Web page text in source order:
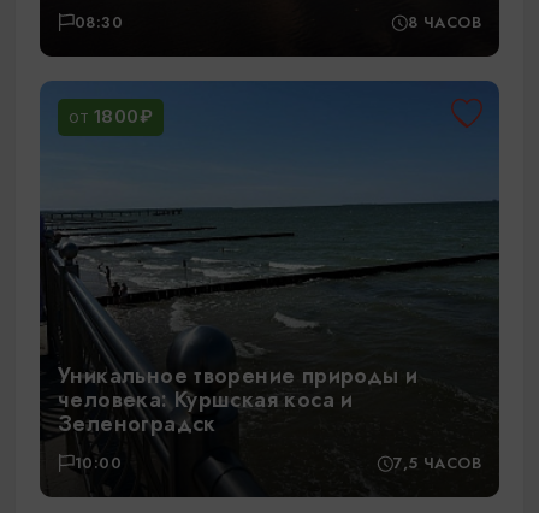
08:30 8 ЧАСОВ
ОТ 1800₽
Уникальное творение природы и
человека: Куршская коса и
Зеленоградск
10:00 7,5 ЧАСОВ